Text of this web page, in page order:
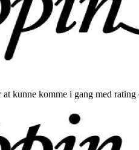
kunne komme i gang med rating